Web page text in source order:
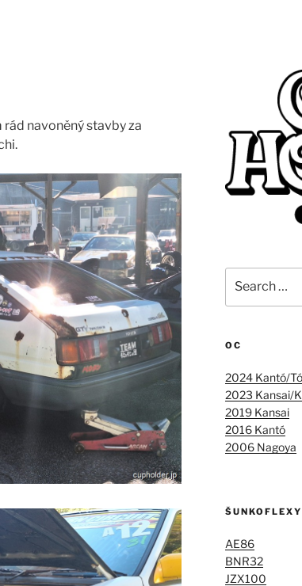
navoněný stavby za
for:
OC
2024 Kantó/
2023 Kansai/
2019 Kansai
2016 Kantó
2006 Nagoya
ŠUNKOFLEXY
AE86
BNR32
JZX100